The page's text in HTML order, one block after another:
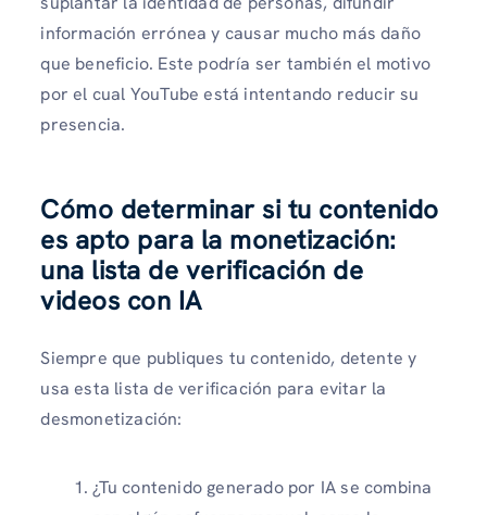
información errónea y causar mucho más daño
que beneficio. Este podría ser también el motivo
por el cual YouTube está intentando reducir su
presencia.
Cómo determinar si tu contenido
es apto para la monetización:
una lista de verificación de
videos con IA
Siempre que publiques tu contenido, detente y
usa esta lista de verificación para evitar la
desmonetización:
¿Tu contenido generado por IA se combina